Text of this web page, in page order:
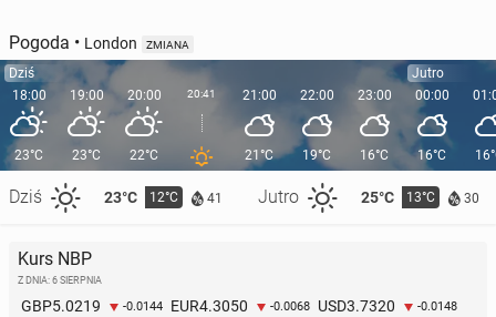
Pogoda • London ZMIANA
Dziś
18:00
23°C
Dziś 23°C 12°C 41 Jutro 25°C 13°C 30
19:00
23°C
20:00
22°C
20:41 21:00
21°C
22:00
19°C
23:00
16°C
Jutro
00:00
16°C
Kurs NBP
Z DNIA: 6 SIERPNIA
GBP5.0219 -0.0144 EUR4.3050 -0.0068 USD3.7320 -0.0148